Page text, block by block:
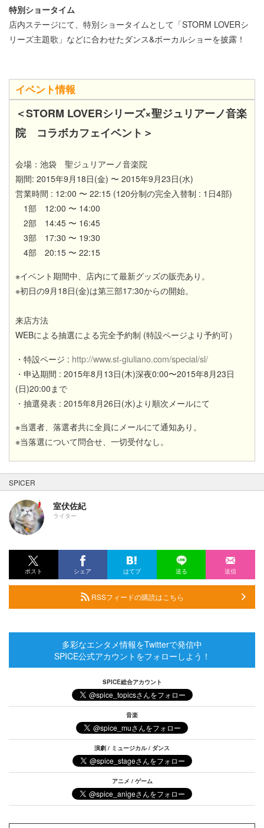
特別ショータイム
店内ステージにて、特別ショータイムとして「STORM LOVERシ
リーズ主題歌」などに合わせたダンス&ボーカルショーを披露！
イベント情報
＜STORM LOVERシリーズ×聖ジュリアーノ音楽
院 コラボカフェイベント＞
会場：池袋 聖ジュリアーノ音楽院
期間: 2015年9月18日(金) 〜 2015年9月23日(水)
営業時間 : 12:00 〜 22:15 (120分制の完全入替制 : 1日4部)
1部 12:00 〜 14:00
2部 14:45 〜 16:45
3部 17:30 〜 19:30
4部 20:15 〜 22:15
※イベント期間中、店内にて最新グッズの販売あり。
※初日の9月18日(金)は第三部17:30からの開始。
来店方法
WEBによる抽選による完全予約制 (特設ページより予約可）
・特設ページ : http://www.st-giuliano.com/special/sl/
・申込期間 : 2015年8月13日(木)深夜0:00〜2015年8月23日
(日)20:00まで
・抽選発表 : 2015年8月26日(水)より順次メールにて
※当選者、落選者共に全員にメールにて通知あり。
※当落選について問合せ、一切受付なし。
SPICER
室伏佐紀
ライター
ポスト シェア はてブ 送る 送信
RSSフィードの購読はこちら
多彩なエンタメ情報をTwitterで発信中
SPICE公式アカウントをフォローしよう！
SPICE総合アカウント
音楽
演劇 / ミュージカル / ダンス
アニメ / ゲーム